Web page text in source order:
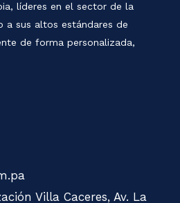
líderes en el sector de la
a sus altos estándares de
de forma personalizada,
Villa Caceres, Av. La